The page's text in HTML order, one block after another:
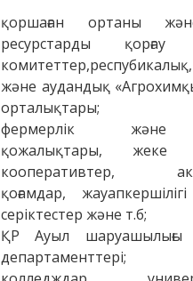
қоршаған ортаны
ресурстарды қорғау
және аудандық
орталықтары;
фермерлік
қожалықтары, жеке
кооперативтер,
қоғамдар,
серіктестер және т.б;
ҚР Ауыл шаруашылығы
департаменттері;